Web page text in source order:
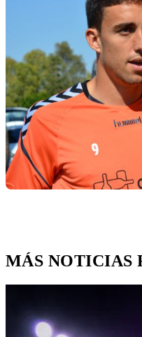
MÁS NOTICIAS